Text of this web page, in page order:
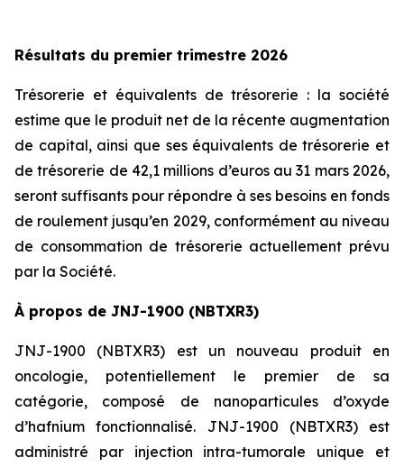
Résultats du premier trimestre 2026
Trésorerie et équivalents de trésorerie : la société
estime que le produit net de la récente augmentation
de capital, ainsi que ses équivalents de trésorerie et
de trésorerie de 42,1 millions d’euros au 31 mars 2026,
seront suffisants pour répondre à ses besoins en fonds
de roulement jusqu’en 2029, conformément au niveau
de consommation de trésorerie actuellement prévu
par la Société.
À propos de JNJ-1900 (NBTXR3)
JNJ-1900 (NBTXR3) est un nouveau produit en
oncologie, potentiellement le premier de sa
catégorie, composé de nanoparticules d’oxyde
d’hafnium fonctionnalisé. JNJ-1900 (NBTXR3) est
administré par injection intra-tumorale unique et